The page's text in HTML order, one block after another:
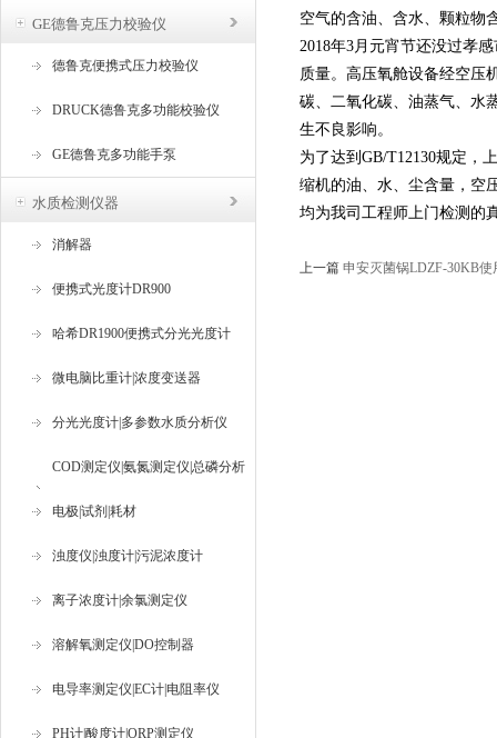
GE德鲁克压力校验仪
德鲁克便携式压力校验仪
DRUCK德鲁克多功能校验仪
GE德鲁克多功能手泵
水质检测仪器
消解器
便携式光度计DR900
哈希DR1900便携式分光光度计
微电脑比重计|浓度变送器
分光光度计|多参数水质分析仪
COD测定仪|氨氮测定仪|总磷分析
仪
电极|试剂|耗材
浊度仪|浊度计|污泥浓度计
离子浓度计|余氯测定仪
溶解氧测定仪|DO控制器
电导率测定仪|EC计|电阻率仪
PH计|酸度计|ORP测定仪
空气的含油、含水、颗粒物
2018年3月元宵节还没过孝
质量。高压氧舱设备经空压
碳、二氧化碳、油蒸气、水
生不良影响。
为了达到GB/T12130规定，
缩机的油、水、尘含量，空
均为我司工程师上门检测的
上一篇 申安灭菌锅LDZF-30KB使